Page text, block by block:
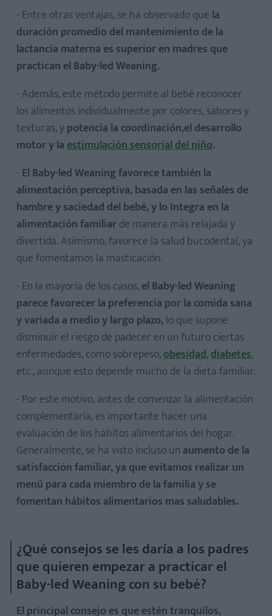
- Entre otras ventajas, se ha observado que la
duración promedio del mantenimiento de la
lactancia materna es superior en madres que
practican el Baby-led Weaning.
- Además, este método permite al bebé reconocer
los alimentos individualmente por colores, sabores y
texturas, ypotencia la coordinación,el desarrollo
motor y laestimulación sensorial del niño.
- El Baby-led Weaning favorece también la
alimentación perceptiva, basada en las señales de
hambre y saciedad del bebé, y lo Integra en la
alimentación familiarde manera más relajada y
divertida. Asimismo, favorece la salud bucodental, ya
que fomentamos la masticación.
- En la mayoría de los casos,el Baby-led Weaning
parece favorecer la preferencia por la comida sana
y variada a medio y largo plazo,lo que supone
disminuir el riesgo de padecer en un futuro ciertas
enfermedades, como sobrepeso,obesidad,diabetes,
etc., aunque esto depende mucho de la dieta familiar.
- Por este motivo, antes de comenzar la alimentación
complementaria, es importante hacer una
evaluación de los hábitos alimentarios del hogar.
Generalmente, se ha visto incluso un aumento de la
satisfacción familiar, ya que evitamos realizar un
menú para cada miembro de la familia y se
fomentan hábitos alimentarios mas saludables.
¿Qué consejos se les daría a los padres
que quieren empezar a practicar el
Baby-led Weaning con su bebé?
El principal consejo es que estén tranquilos,